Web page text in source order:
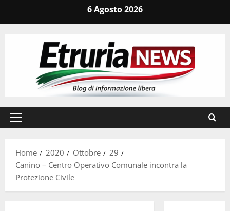
6 Agosto 2026
Menu
Home
2020 Ottobre
29
Canino – Centro Operativo Comunale incontra la
Protezione Civile